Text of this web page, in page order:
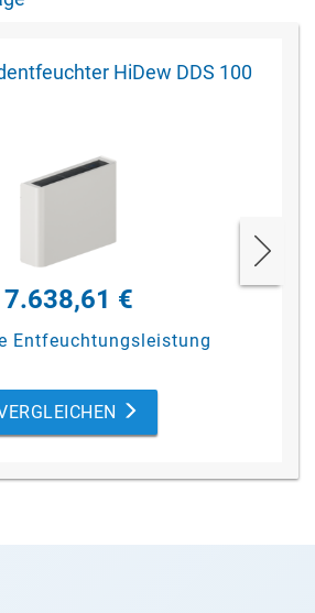
HiDew DDS 100
7.638,61 €
Entfeuchtungsleistung